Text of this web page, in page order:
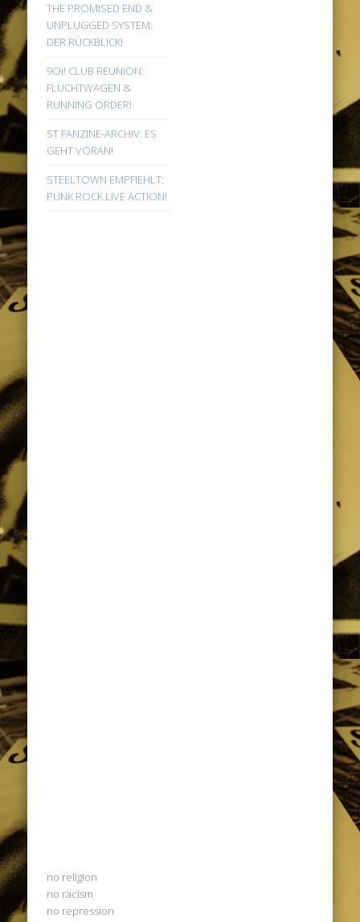
THE PROMISED END &
UNPLUGGED SYSTEM:
DER RÜCKBLICK!
9Oi! CLUB REUNION:
FLUCHTWAGEN &
RUNNING ORDER!
ST FANZINE-ARCHIV: ES
GEHT VORAN!
STEELTOWN EMPFIEHLT:
PUNK ROCK LIVE ACTION!
no religion
no racism
no repression